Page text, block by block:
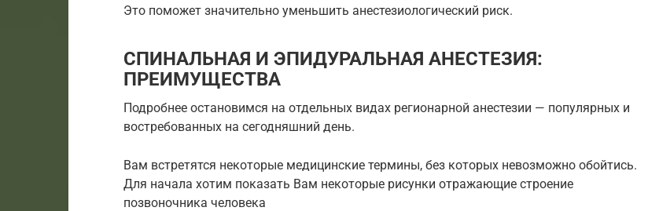
Это поможет значительно уменьшить анестезиологический риск.
СПИНАЛЬНАЯ И ЭПИДУРАЛЬНАЯ АНЕСТЕЗИЯ:
ПРЕИМУЩЕСТВА
Подробнее остановимся на отдельных видах регионарной анестезии — популярных и
востребованных на сегодняшний день.
Вам встретятся некоторые медицинские термины, без которых невозможно обойтись.
Для начала хотим показать Вам некоторые рисунки отражающие строение
позвоночника человека